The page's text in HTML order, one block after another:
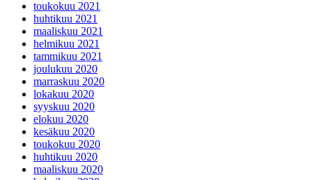
toukokuu 2021
huhtikuu 2021
maaliskuu 2021
helmikuu 2021
tammikuu 2021
joulukuu 2020
marraskuu 2020
lokakuu 2020
syyskuu 2020
elokuu 2020
kesäkuu 2020
toukokuu 2020
huhtikuu 2020
maaliskuu 2020